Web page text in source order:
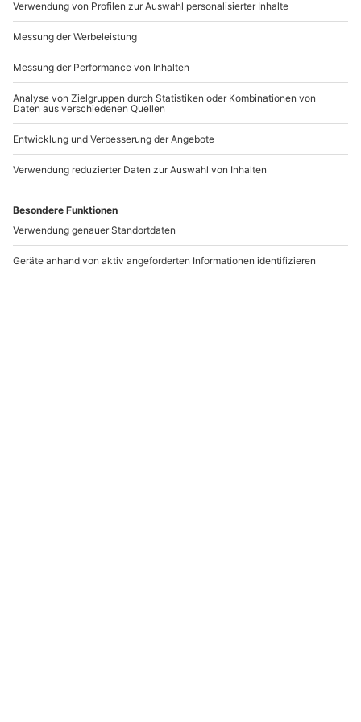
Andere Produkte entdecken
Powerboot fahren
Rhein Speyer (für bis
zu 6 Pers.)
Speyer
Speyer